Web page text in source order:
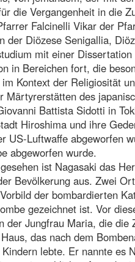
die Vergangenheit in die
Falcinelli Vikar der
der Diözese Senigallia,
mit einer
in Bereichen fort, die
Kontext der Religiosität
Märtyrerstätten des
Battista Sidotti in
Hiroshima und ihre
US-Luftwaffe abgeworfen
abgeworfen wurde.
ist Nagasaki das
Bevölkerung aus. Zwei
der bombardierten
gezeichnet ist. Vor
der Jungfrau Maria, die
das nach dem
lebte. Er nannte es